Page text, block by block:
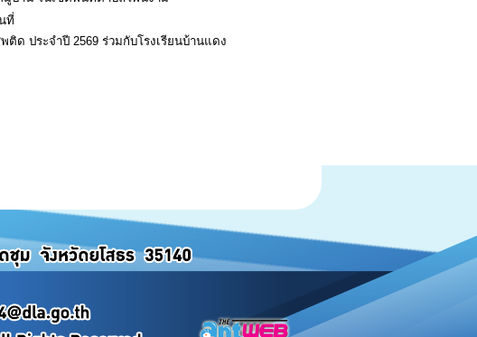
ที่
ด ประจำปี 2569 ร่วมกับโรงเรียนบ้านแดง